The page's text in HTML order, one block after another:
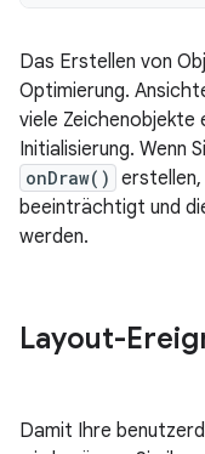
Das Erstellen von
Optimierung.
viele
Initialisierung. Wenn
onDraw()
beeinträchtigt und
werden.
Layout-
Damit Ihre